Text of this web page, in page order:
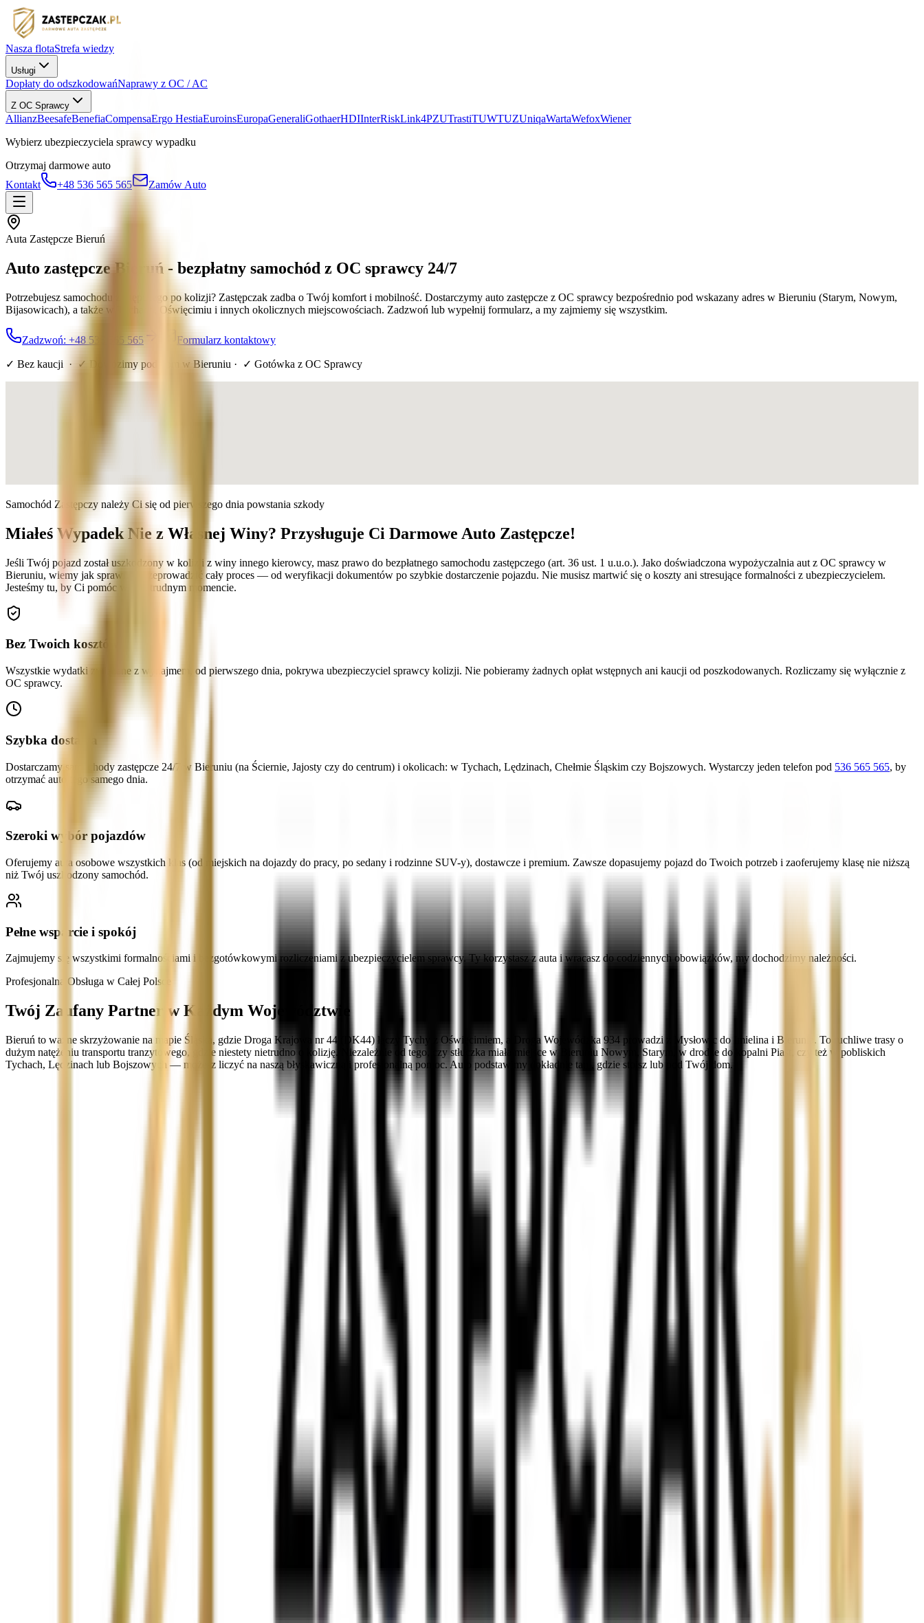
Nasza flotaStrefa wiedzy
Usługi
Dopłaty do odszkodowańNaprawy z OC / AC
Z OC Sprawcy
AllianzBeesafeBenefiaCompensaErgo HestiaEuroinsEuropaGeneraliGothaerHDIInterRiskLink4PZUTrastiTUWTUZUniqaWartaWefoxWiener
Wybierz ubezpieczyciela sprawcy wypadku
Otrzymaj darmowe auto
Kontakt
+48 536 565 565 Zamów Auto
Auta Zastępcze Bieruń
Auto zastępcze Bieruń - bezpłatny samochód z OC sprawcy 24/7
Potrzebujesz samochodu zastępczego po kolizji? Zastępczak zadba o Twój komfort i mobilność. Dostarczymy auto zastępcze z OC sprawcy bezpośrednio pod wskazany adres w Bieruniu (Starym, Nowym,
Bijasowicach), a także w Tychach, Oświęcimiu i innych okolicznych miejscowościach. Zadzwoń lub wypełnij formularz, a my zajmiemy się wszystkim.
Zadzwoń: +48 536 565 565 Formularz kontaktowy
✓ Bez kaucji · ✓ Dowozimy pod dom w Bieruniu · ✓ Gotówka z OC Sprawcy
Samochód Zastępczy należy Ci się od pierwszego dnia powstania szkody
Miałeś Wypadek Nie z Własnej Winy? Przysługuje Ci Darmowe Auto Zastępcze!
Jeśli Twój pojazd został uszkodzony w kolizji z winy innego kierowcy, masz prawo do bezpłatnego samochodu zastępczego (art. 36 ust. 1 u.u.o.). Jako doświadczona wypożyczalnia aut z OC sprawcy w
Bieruniu, wiemy jak sprawnie przeprowadzić cały proces — od weryfikacji dokumentów po szybkie dostarczenie pojazdu. Nie musisz martwić się o koszty ani stresujące formalności z ubezpieczycielem.
Jesteśmy tu, by Ci pomóc w tym trudnym momencie.
Bez Twoich kosztów
Wszystkie wydatki związane z wynajmem, od pierwszego dnia, pokrywa ubezpieczyciel sprawcy kolizji. Nie pobieramy żadnych opłat wstępnych ani kaucji od poszkodowanych. Rozliczamy się wyłącznie z
OC sprawcy.
Szybka dostawa
Dostarczamy samochody zastępcze 24/7 w Bieruniu (na Ściernie, Jajosty czy do centrum) i okolicach: w Tychach, Lędzinach, Chełmie Śląskim czy Bojszowych. Wystarczy jeden telefon pod 536 565 565, by
otrzymać auto tego samego dnia.
Szeroki wybór pojazdów
Oferujemy auta osobowe wszystkich klas (od miejskich na dojazdy do pracy, po sedany i rodzinne SUV-y), dostawcze i premium. Zawsze dopasujemy pojazd do Twoich potrzeb i zaoferujemy klasę nie niższą
niż Twój uszkodzony samochód.
Pełne wsparcie i spokój
Zajmujemy się wszystkimi formalnościami i bezgotówkowymi rozliczeniami z ubezpieczycielem sprawcy. Ty korzystasz z auta i wracasz do codziennych obowiązków, my dochodzimy należności.
Profesjonalna Obsługa w Całej Polsce
Twój Zaufany Partner w Każdym Województwie
Bieruń to ważne skrzyżowanie na mapie Śląska, gdzie Droga Krajowa nr 44 (DK44) łączy Tychy z Oświęcimiem, a Droga Wojewódzka 934 prowadzi z Mysłowic do Imielina i Bierunia. To ruchliwe trasy o
dużym natężeniu transportu tranzytowego, gdzie niestety nietrudno o kolizję. Niezależnie od tego, czy stłuczka miała miejsce w Bieruniu Nowym, Starym, w drodze do kopalni Piast, czy też w pobliskich
Tychach, Lędzinach lub Bojszowych — możesz liczyć na naszą błyskawiczną i profesjonalną pomoc. Auto podstawimy dokładnie tam, gdzie stoisz lub pod Twój dom.